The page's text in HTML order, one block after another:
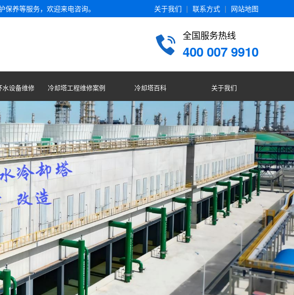
关于我们 | 联系方式 | 网站地图
养等服务，欢迎来电咨询。
全国服务热线
400 007 9910
水设备维修 冷却塔工程维修案例 冷却塔百科 关于我们